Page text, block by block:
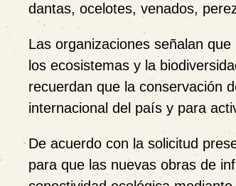
dantas, ocelotes, venados,
Las organizaciones señalan
los ecosistemas y la
recuerdan que la conservación
internacional del país y para
De acuerdo con la solicitud
para que las nuevas obras de